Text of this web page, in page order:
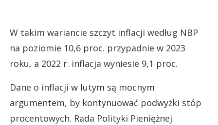
W takim wariancie szczyt inflacji według NBP
na poziomie 10,6 proc. przypadnie w 2023
roku, a 2022 r. inflacja wyniesie 9,1 proc.
Dane o inflacji w lutym są mocnym
argumentem, by kontynuować podwyżki stóp
procentowych. Rada Polityki Pieniężnej